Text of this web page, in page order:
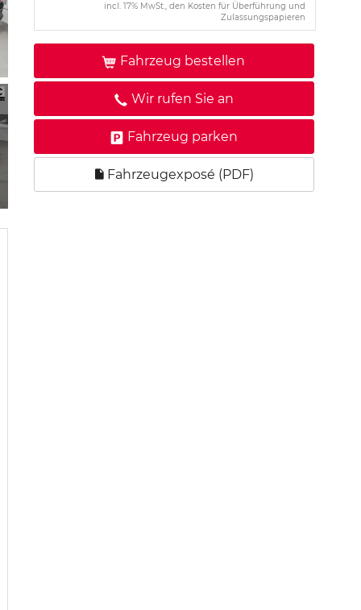
incl. 17% MwSt., den Kosten für Überführung und
Zulassungspapieren
Fahrzeug bestellen
Wir rufen Sie an
Fahrzeug parken
Fahrzeugexposé (PDF)